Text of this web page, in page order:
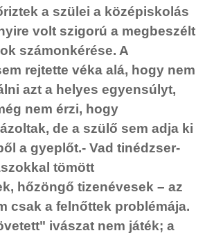
a szülei a középiskolás
volt szigorú a megbeszélt
számonkérése. A
rejtette véka alá, hogy nem
azt a helyes egyensúlyt,
nem érzi, hogy
de a szülő sem adja ki
a gyeplőt.- Vad tinédzser-
tömött
hőzöngő tizenévesek – az
csak a felnőttek problémája.
ivászat nem játék; a